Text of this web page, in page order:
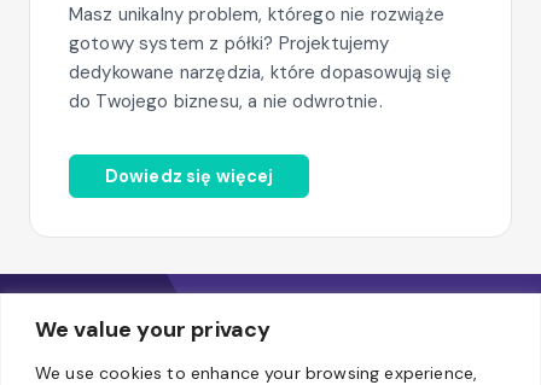
We value your privacy
We use cookies to enhance your browsing experience,
Masz unikalny problem, którego nie rozwiąże
gotowy system z półki? Projektujemy
dedykowane narzędzia, które dopasowują się
do Twojego biznesu, a nie odwrotnie.
Dowiedz się więcej